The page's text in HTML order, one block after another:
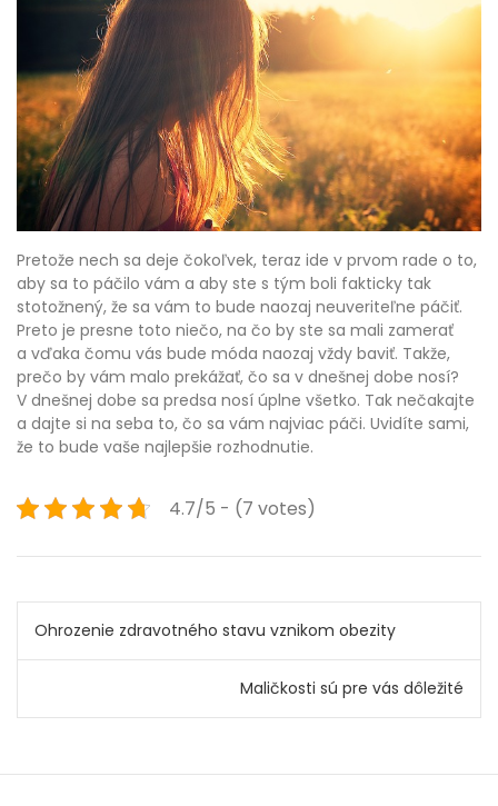
Pretože nech sa deje čokoľvek, teraz ide v prvom rade o to,
aby sa to páčilo vám a aby ste s tým boli fakticky tak
stotožnený, že sa vám to bude naozaj neuveriteľne páčiť.
Preto je presne toto niečo, na čo by ste sa mali zamerať
a vďaka čomu vás bude móda naozaj vždy baviť. Takže,
prečo by vám malo prekážať, čo sa v dnešnej dobe nosí?
V dnešnej dobe sa predsa nosí úplne všetko. Tak nečakajte
a dajte si na seba to, čo sa vám najviac páči. Uvidíte sami,
že to bude vaše najlepšie rozhodnutie.
4.7/5 - (7 votes)
Navigace
pro
Ohrozenie zdravotného stavu vznikom obezity
Maličkosti sú pre vás dôležité